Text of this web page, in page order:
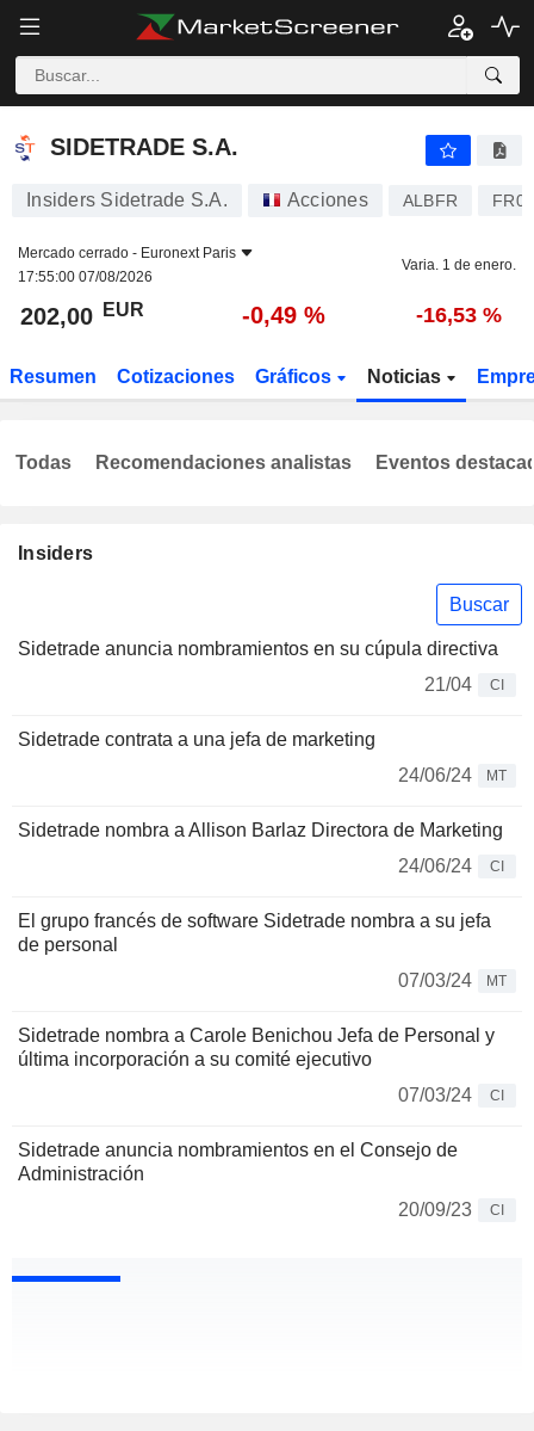
SIDETRADE S.A.
SIDETRADE S.A.
Insiders Sidetrade S.A. Acciones ALBFR
Mercado cerrado - Euronext Paris
17:55:00 07/08/2026
Varia. 1 de enero.
202,00 EUR -0,49 % -16,53 %
Resumen Cotizaciones Gráficos Noticias
Insiders
Buscar
Sidetrade anuncia nombramientos en su cúpula directiva
21/04
CI
Sidetrade contrata a una jefa de marketing
24/06/24
MT
Sidetrade nombra a Allison Barlaz Directora de Marketing
24/06/24
CI
El grupo francés de software Sidetrade nombra a su jefa
de personal
07/03/24
MT
Sidetrade nombra a Carole Benichou Jefa de Personal y
última incorporación a su comité ejecutivo
07/03/24
CI
Sidetrade anuncia nombramientos en el Consejo de
Administración
20/09/23
CI
Todas Recomendaciones analistas Eventos